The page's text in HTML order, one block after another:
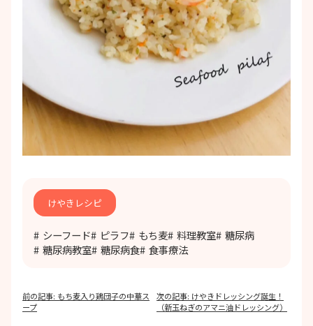
けやきレシピ
シーフード ピラフ もち麦 料理教室
糖尿病
糖尿病教室
糖尿病食 食事療法
投
稿
前の記事: もち麦入り鶏団子の中華ス
ープ
次の記事: けやきドレッシング誕生！
（新玉ねぎのアマニ油ドレッシング）